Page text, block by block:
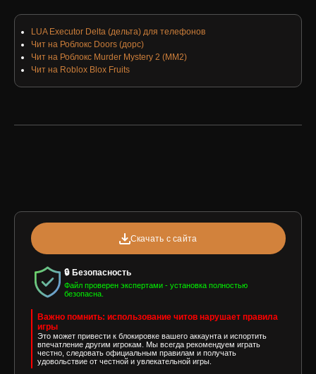
LUA Executor Delta (дельта) для телефонов
Чит на Роблокс Doors (дорс)
Чит на Роблокс Murder Mystery 2 (MM2)
Чит на Roblox Blox Fruits
Скачать с сайта
🔒 Безопасность
Файл проверен экспертами - установка полностью
безопасна.
Важно помнить: использование читов нарушает правила
игры
Это может привести к блокировке вашего аккаунта и испортить
впечатление другим игрокам. Мы всегда рекомендуем играть
честно, следовать официальным правилам и получать
удовольствие от честной и увлекательной игры.